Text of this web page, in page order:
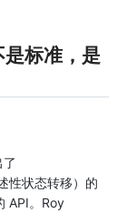
标准，是
性状态转移）的
API。Roy